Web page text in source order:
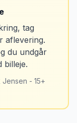
2024
fra alle
har reddet
fra
Priserne
tag
aflevering.
du undgår
billeje.
- 15+